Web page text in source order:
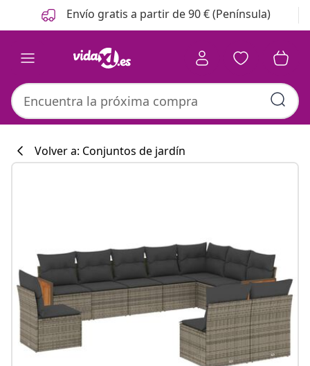
Anterior
Siguiente Envío gratis a partir de 90 € (Península)
#sharemevidaxl
Volver a: Conjuntos de jardín